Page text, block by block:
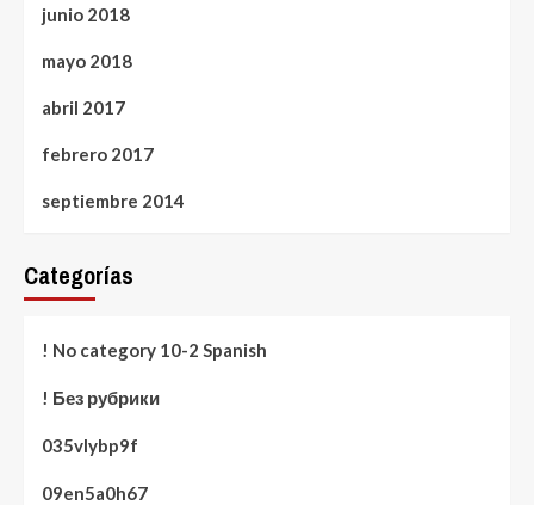
junio 2018
mayo 2018
abril 2017
febrero 2017
septiembre 2014
Categorías
! No category 10-2 Spanish
! Без рубрики
035vlybp9f
09en5a0h67